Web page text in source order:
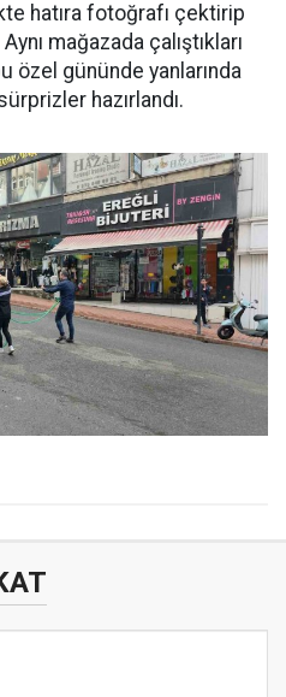
hatıra fotoğrafı çektirip
mağazada çalıştıkları
özel gününde yanlarında
hazırlandı.